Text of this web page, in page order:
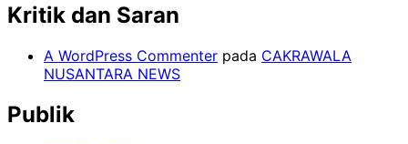
Kritik dan Saran
A WordPress Commenter pada CAKRAWALA
NUSANTARA NEWS
Publik